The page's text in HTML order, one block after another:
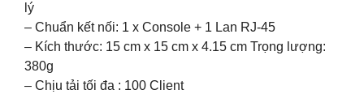
lý
– Chuẩn kết nối: 1 x Console + 1 Lan RJ-45
– Kích thước: 15 cm x 15 cm x 4.15 cm Trọng lượng:
380g
– Chịu tải tối đa : 100 Client